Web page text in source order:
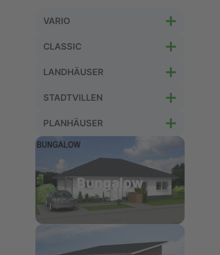
VARIO
CLASSIC
LANDHÄUSER
STADTVILLEN
PLANHÄUSER
Bungalow